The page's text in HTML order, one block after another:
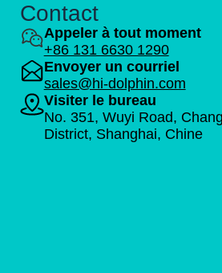
Contact
Appeler à tout moment
+86 131 6630 1290
Envoyer un courriel
sales@hi-dolphin.com
Visiter le bureau
No. 351, Wuyi Road,
District, Shanghai, Chine